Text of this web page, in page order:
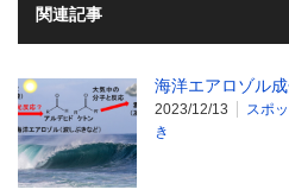
関連記事
海洋エアロゾル
2023/12/13 スポ
き